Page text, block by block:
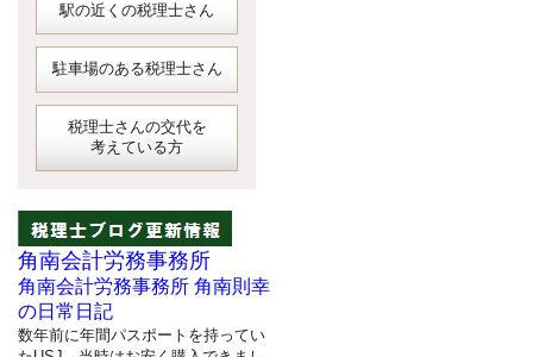
駅の近くの税理士さん
駐車場のある税理士さん
税理士さんの交代を
考えている方
角南会計労務事務所
角南会計労務事務所 角南則幸
の日常日記
数年前に年間パスポートを持ってい